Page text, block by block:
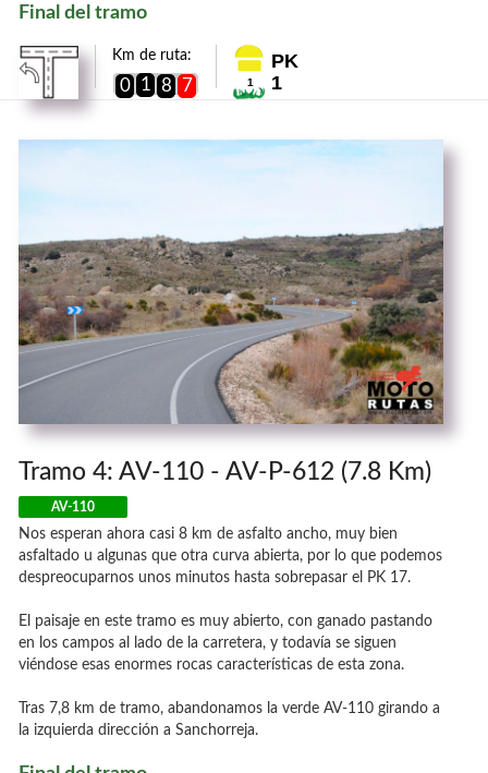
Final del tramo
Km de ruta:
0 1 8 7 1
PK
1
Tramo 4: AV-110 - AV-P-612 (7.8 Km)
AV-110
Nos esperan ahora casi 8 km de asfalto ancho, muy bien
asfaltado u algunas que otra curva abierta, por lo que podemos
despreocuparnos unos minutos hasta sobrepasar el PK 17.
El paisaje en este tramo es muy abierto, con ganado pastando
en los campos al lado de la carretera, y todavía se siguen
viéndose esas enormes rocas características de esta zona.
Tras 7,8 km de tramo, abandonamos la verde AV-110 girando a
la izquierda dirección a Sanchorreja.